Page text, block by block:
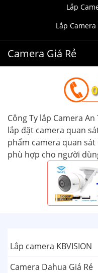
Lắp
Lắp
Camera Giá Rẻ
Công Ty lắp Camera
lắp đặt camera quan
phẩm camera quan
phù hợp cho người
Lắp camera KBVISION
Camera Dahua Giá Rẻ